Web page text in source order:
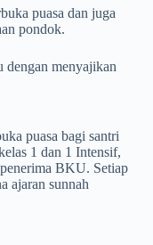
puasa dan juga
pondok.
dengan menyajikan
puasa bagi santri
1 dan 1 Intensif,
BKU. Setiap
ajaran sunnah